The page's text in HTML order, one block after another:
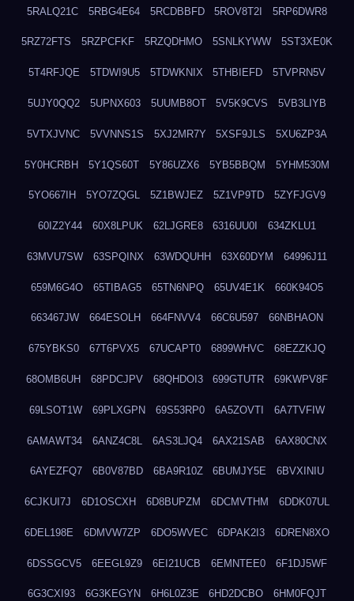
5RALQ21C 5RBG4E64 5RCDBBFD 5ROV8T2I 5RP6DWR8
5RZ72FTS 5RZPCFKF 5RZQDHMO 5SNLKYWW 5ST3XE0K
5T4RFJQE 5TDWI9U5 5TDWKNIX 5THBIEFD 5TVPRN5V
5UJY0QQ2 5UPNX603 5UUMB8OT 5V5K9CVS 5VB3LIYB
5VTXJVNC 5VVNNS1S 5XJ2MR7Y 5XSF9JLS 5XU6ZP3A
5Y0HCRBH 5Y1QS60T 5Y86UZX6 5YB5BBQM 5YHM530M
5YO667IH 5YO7ZQGL 5Z1BWJEZ 5Z1VP9TD 5ZYFJGV9
60IZ2Y44 60X8LPUK 62LJGRE8 6316UU0I 634ZKLU1
63MVU7SW 63SPQINX 63WDQUHH 63X60DYM 64996J11
659M6G4O 65TIBAG5 65TN6NPQ 65UV4E1K 660K94O5
663467JW 664ESOLH 664FNVV4 66C6U597 66NBHAON
675YBKS0 67T6PVX5 67UCAPT0 6899WHVC 68EZZKJQ
68OMB6UH 68PDCJPV 68QHDOI3 699GTUTR 69KWPV8F
69LSOT1W 69PLXGPN 69S53RP0 6A5ZOVTI 6A7TVFIW
6AMAWT34 6ANZ4C8L 6AS3LJQ4 6AX21SAB 6AX80CNX
6AYEZFQ7 6B0V87BD 6BA9R10Z 6BUMJY5E 6BVXINIU
6CJKUI7J 6D1OSCXH 6D8BUPZM 6DCMVTHM 6DDK07UL
6DEL198E 6DMVW7ZP 6DO5WVEC 6DPAK2I3 6DREN8XO
6DSSGCV5 6EEGL9Z9 6EI21UCB 6EMNTEE0 6F1DJ5WF
6G3CXI93 6G3KEGYN 6H6L0Z3E 6HD2DCBO 6HM0FQJT